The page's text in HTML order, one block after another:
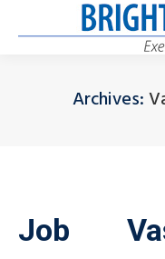
Archives:
Job